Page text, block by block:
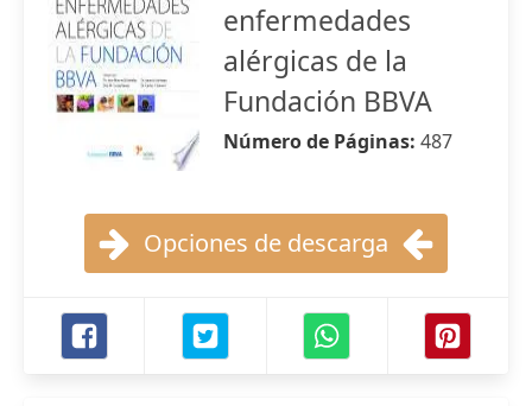
enfermedades
alérgicas de la
Fundación BBVA
Número de Páginas: 487
Opciones de descarga